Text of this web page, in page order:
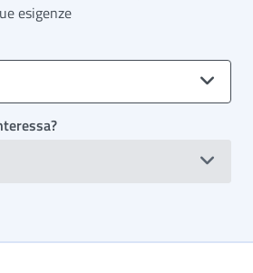
esigenze